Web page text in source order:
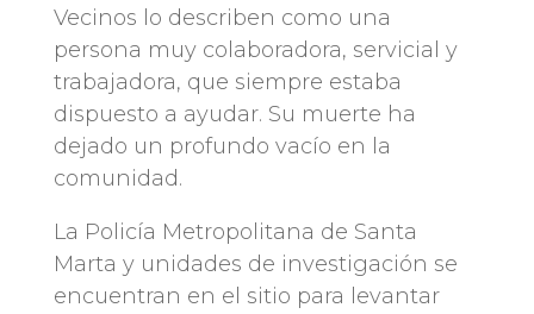
Vecinos lo describen como una
persona muy colaboradora, servicial y
trabajadora, que siempre estaba
dispuesto a ayudar. Su muerte ha
dejado un profundo vacío en la
comunidad.
La Policía Metropolitana de Santa
Marta y unidades de investigación se
encuentran en el sitio para levantar